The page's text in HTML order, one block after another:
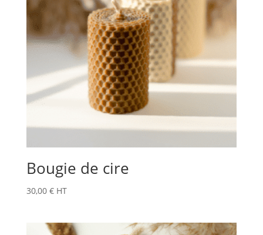
Bougie de cire
30,00 € HT